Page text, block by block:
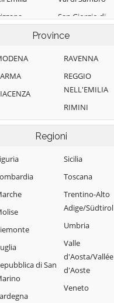
San Giorgio di
Persiceto
San Lazzaro di
Savena
San Pietro in
Casale
Sant'Agata
Bolognese
Sasso Marconi
Valsamoggia
Vergato
Zola Predosa
Province
RAVENNA
REGGIO
NELL'EMILIA
RIMINI
Regioni
di San
Sicilia
Toscana
Trentino-Alto
Adige/Südtirol
Umbria
Valle
d'Aosta/Vallée
d'Aoste
Veneto